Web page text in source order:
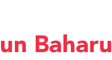
Baharu